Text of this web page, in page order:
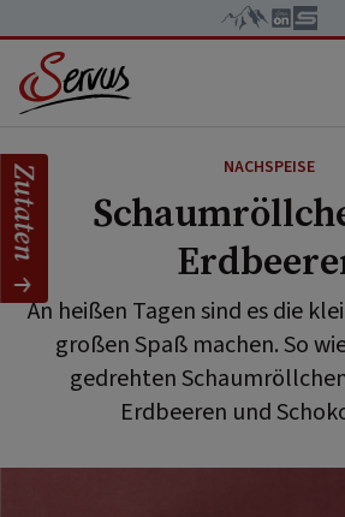
NACHSPEISE
An heißen Tagen sind es die
großen Spaß machen. So
gedrehten
Erdbeeren und
Zutaten